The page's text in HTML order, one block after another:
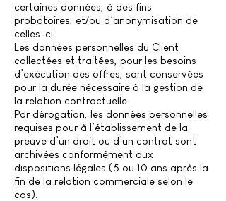
certaines données, à des fins
probatoires, et/ou d’anonymisation de
celles-ci.
Les données personnelles du Client
collectées et traitées, pour les besoins
d’exécution des offres, sont conservées
pour la durée nécessaire à la gestion de
la relation contractuelle.
Par dérogation, les données personnelles
requises pour à l’établissement de la
preuve d’un droit ou d’un contrat sont
archivées conformément aux
dispositions légales (5 ou 10 ans après la
fin de la relation commerciale selon le
cas).